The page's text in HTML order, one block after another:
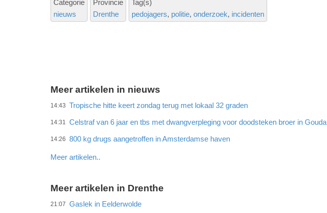
Categorie
nieuws
Provincie
Drenthe
Tag(s)
pedojagers politie onderzoek incidenten
Meer artikelen in nieuws
14:43 Tropische hitte keert zondag terug met lokaal 32 graden
14:31 Celstraf van 6 jaar en tbs met dwangverpleging voor doodsteken broer in Gouda
14:26 800 kg drugs aangetroffen in Amsterdamse haven
Meer artikelen..
Meer artikelen in Drenthe
21:07 Gaslek in Eelderwolde